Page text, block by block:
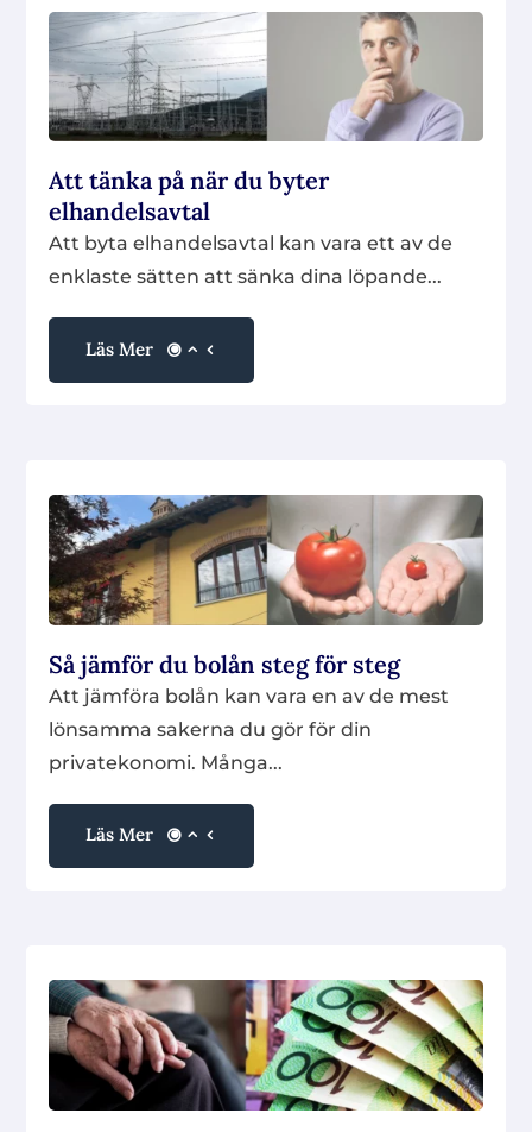
Att tänka på när du byter
elhandelsavtal
Att byta elhandelsavtal kan vara ett av de
enklaste sätten att sänka dina löpande...
Läs Mer
Så jämför du bolån steg för steg
Att jämföra bolån kan vara en av de mest
lönsamma sakerna du gör för din
privatekonomi. Många...
Läs Mer